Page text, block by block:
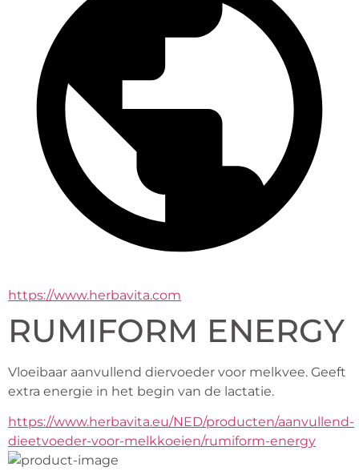
https://www.herbavita.com
RUMIFORM ENERGY
Vloeibaar aanvullend diervoeder voor melkvee. Geeft
extra energie in het begin van de lactatie.
https://www.herbavita.eu/NED/producten/aanvullend-
dieetvoeder-voor-melkkoeien/rumiform-energy